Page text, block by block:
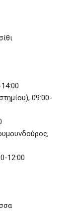
09:00-
12:00